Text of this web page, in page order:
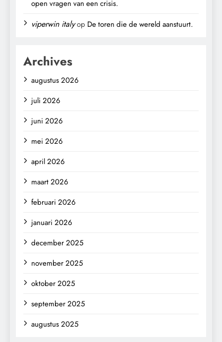
open vragen van een crisis.
viperwin italyop De toren die de wereld aanstuurt.
Archives
augustus 2026
juli 2026
juni 2026
mei 2026
april 2026
maart 2026
februari 2026
januari 2026
december 2025
november 2025
oktober 2025
september 2025
augustus 2025